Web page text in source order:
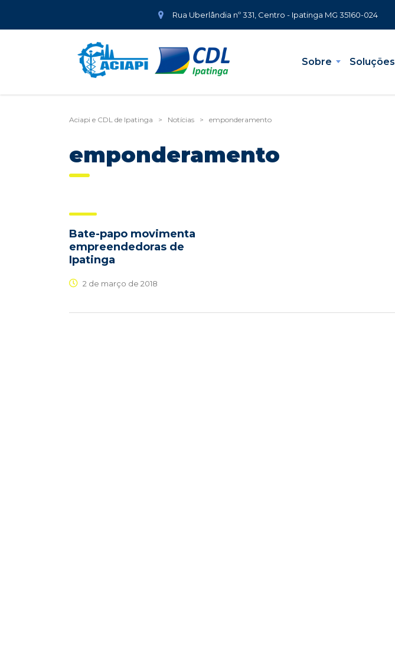
Rua Uberlândia nº 331, Centro - Ipatinga MG 35160-024
Sobre Soluções
Aciapi e CDL de Ipatinga > Notícias > emponderamento
emponderamento
Bate-papo movimenta
empreendedoras de
Ipatinga
2 de março de 2018